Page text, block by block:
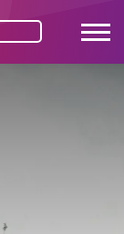
van
of bel ons